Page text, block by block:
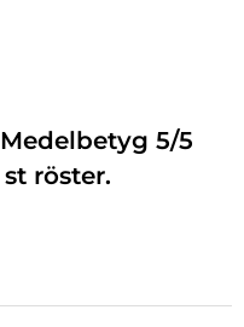
Medelbetyg5/5
st röster.